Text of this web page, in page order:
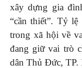
xây dựng gia
“cần thiết”. Tỷ
trong xã hội về
đang giữ vai trò
dân Thủ Đức,